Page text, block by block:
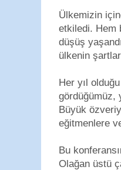
Ülkemizin
etkiledi. Hem
düşüş
ülkenin
Her yıl
gördüğümüz,
Büyük
eğitmenlere
Bu
Olağan üstü